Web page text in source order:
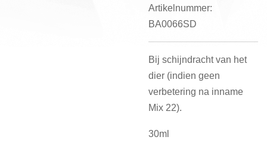
Artikelnummer:
BA0066SD
Bij schijndracht van het
dier (indien geen
verbetering na inname
Mix 22).
30ml